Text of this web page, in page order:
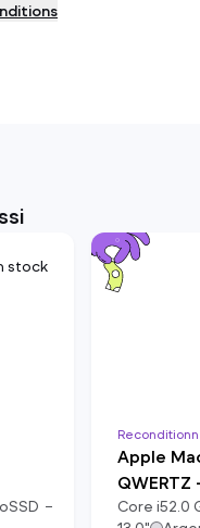
stock
SSD
Apple
Core i52.0